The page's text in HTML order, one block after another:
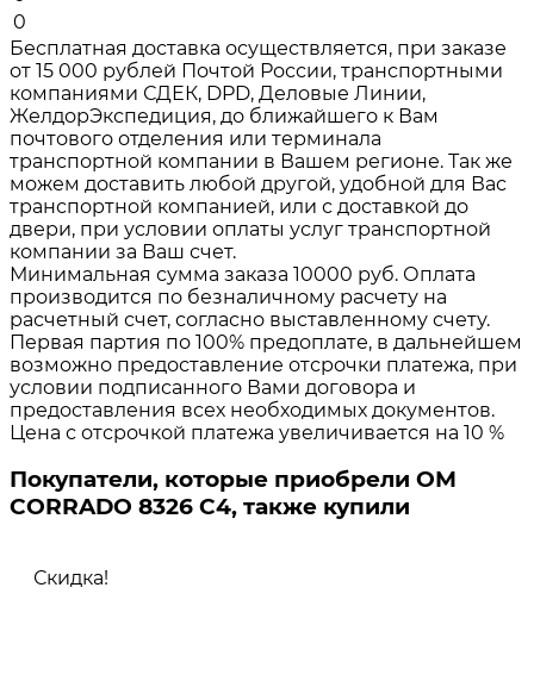
0
Бесплатная доставка осуществляется, при заказе
от 15 000 рублей Почтой России, транспортными
компаниями СДЕК, DPD, Деловые Линии,
ЖелдорЭкспедиция, до ближайшего к Вам
почтового отделения или терминала
транспортной компании в Вашем регионе. Так же
можем доставить любой другой, удобной для Вас
транспортной компанией, или с доставкой до
двери, при условии оплаты услуг транспортной
компании за Ваш счет.
Минимальная сумма заказа 10000 руб. Оплата
производится по безналичному расчету на
расчетный счет, согласно выставленному счету.
Первая партия по 100% предоплате, в дальнейшем
возможно предоставление отсрочки платежа, при
условии подписанного Вами договора и
предоставления всех необходимых документов.
Цена с отсрочкой платежа увеличивается на 10 %
Покупатели, которые приобрели ОМ
CORRADO 8326 C4, также купили
Скидка!